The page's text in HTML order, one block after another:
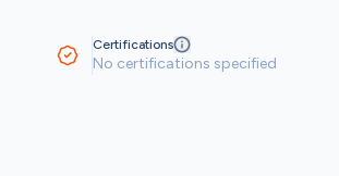
Certifications
No certifications specified